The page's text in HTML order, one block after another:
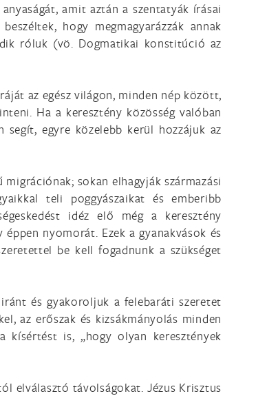
amit aztán a szentatyák írásai
hogy megmagyarázzák annak
róluk (vö. Dogmatikai konstitúció az
az egész világon, minden nép között,
Ha a keresztény közösség valóban
egyre közelebb kerül hozzájuk az
sokan elhagyják származási
teli poggyászaikat és emberibb
idéz elő még a keresztény
nyomorát. Ezek a gyanakvások és
be kell fogadnunk a szükséget
és gyakoroljuk a felebaráti szeretet
az erőszak és kizsákmányolás minden
kísértést is, „hogy olyan keresztények
elválasztó távolságokat. Jézus Krisztus